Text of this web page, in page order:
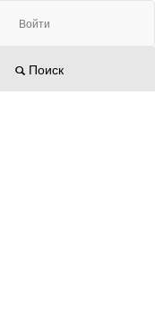
Войти
Поиск